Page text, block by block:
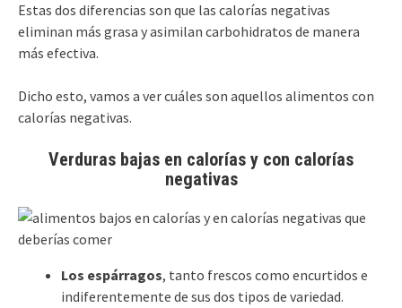
Estas dos diferencias son que las calorías negativas
eliminan más grasa y asimilan carbohidratos de manera
más efectiva.
Dicho esto, vamos a ver cuáles son aquellos alimentos con
calorías negativas.
Verduras bajas en calorías y con calorías
negativas
Los espárragos, tanto frescos como encurtidos e
indiferentemente de sus dos tipos de variedad.